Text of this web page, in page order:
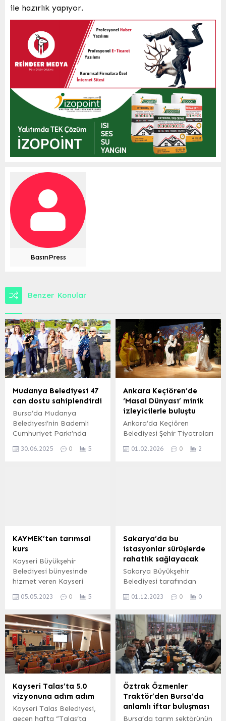
ile hazırlık yapıyor.
BasınPress
Benzer Konular
Mudanya Belediyesi 47
can dostu sahiplendirdi
Bursa’da Mudanya
Belediyesi’nin Bademli
Cumhuriyet Parkı’nda
‘Sahiplendirme Şenliği’nde
30.06.2025 0 5
Ankara Keçiören’de
‘Masal Dünyası’ minik
izleyicilerle buluştu
Ankara’da Keçiören
Belediyesi Şehir Tiyatroları
özel olarak sahnelenen
ilçesinde iki ayrı seans
halinde sahnelenen tiyatro
oyununda, ormanlarını
korumaya çalışan sevimli
hayvanların yardım
çağrısına Orman Perisi ve
Kırmızı Başlıklı Kız...
01.02.2026 0 2
KAYMEK’ten tarımsal
kurs
Kayseri Büyükşehir
Belediyesi bünyesinde
hizmet veren Kayseri
A.Ş. (KAYMEK) tarımsal
kapsamında Meyve
Ağaçları Aşılama Kursu
açtı. Ayrıca KAYMEK, Kent
Atölyeleri projesi
kapsamında Dolgu
Oyuncak Bebek Yapımı
Kursu düzenliyor. Mehmet
UZEL (KAYSERİ İGFA)
Kayseri’nin mesleki eğitim
ve kültür konularında
05.05.2023 0 5
Sakarya’da bu
istasyonlar sürüşlerde
rahatlık sağlayacak
Sakarya Büyükşehir
Belediyesi tarafından
Rota’ projesinde montaj
çalışmasıyla devam
ediyor. SAKARYA (İGFA) –
Ayçiçeği Bisiklet
Vadisi’nden başlayarak 40
farklı noktaya
uygulanacak projede her
noktaya bisiklet bankı,
bisiklet park durağı,
bisiklet sürücülerinin küçük
onarımlarını yapabileceği
01.12.2023 0 0
Kayseri Talas’ta 5.0
vizyonuna adım adım
Kayseri Talas Belediyesi,
geçen hafta “Talas’ta
Öztrak Özmenler
Traktör’den Bursa’da
anlamlı iftar buluşması
Bursa’da tarım sektörünün